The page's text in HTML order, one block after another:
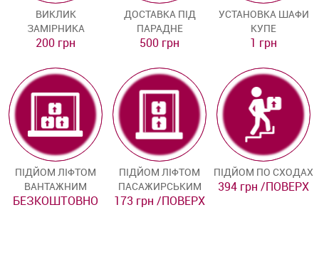
ВИКЛИК
ЗАМІРНИКА
200 грн
ДОСТАВКА ПІД
ПАРАДНЕ
500 грн
УСТАНОВКА ШАФИ
КУПЕ
1 грн
ПІДЙОМ ЛІФТОМ
ВАНТАЖНИМ
БЕЗКОШТОВНО
ПІДЙОМ ЛІФТОМ
ПАСАЖИРСЬКИМ
173 грн /ПОВЕРХ
ПІДЙОМ ПО СХОДАХ
394 грн /ПОВЕРХ